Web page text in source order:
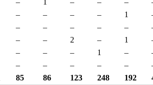
– 1 – – –
– – – – 1
– – – – –
– – 2 – 1
– – – 1 –
– – – – –
85 86 123 248 192